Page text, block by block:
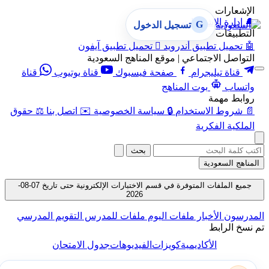
الإشعارات
🔔
إدارة الإشعارات
التطبيقات
🤖 تحميل تطبيق أندرويد  تحميل تطبيق آيفون
التواصل الاجتماعي | موقع المناهج السعودية
قناة تيليجرام
صفحة فيسبوك قناة يوتيوب
قناة
واتساب
بوت المناهج
روابط مهمة
📄 شروط الاستخدام 🔒 سياسة الخصوصية ✉️ اتصل بنا ⚖️ حقوق
الملكية الفكرية
G تسجيل الدخول
بحث
المناهج السعودية
جميع الملفات المتوفرة في قسم الاختبارات الإلكترونية حتى تاريخ 07-08-
2026
المدرسون الأخبار ملفات اليوم ملفات للمدرس التقويم المدرسي
تم نسخ الرابط
الأكاديميةكويزاتالفيديوهاتجدول الامتحان